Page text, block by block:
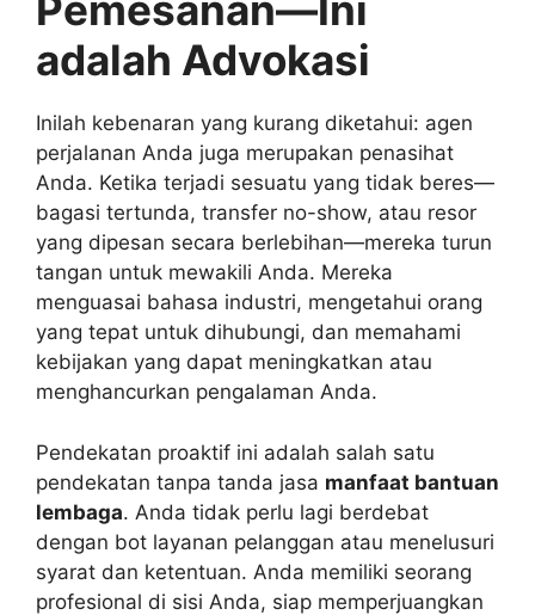
adalah Advokasi
Inilah kebenaran yang kurang diketahui: agen
perjalanan Anda juga merupakan penasihat
Anda. Ketika terjadi sesuatu yang tidak beres—
bagasi tertunda, transfer no-show, atau resor
yang dipesan secara berlebihan—mereka turun
tangan untuk mewakili Anda. Mereka
menguasai bahasa industri, mengetahui orang
yang tepat untuk dihubungi, dan memahami
kebijakan yang dapat meningkatkan atau
menghancurkan pengalaman Anda.
Pendekatan proaktif ini adalah salah satu
pendekatan tanpa tanda jasa manfaat bantuan
lembaga. Anda tidak perlu lagi berdebat
dengan bot layanan pelanggan atau menelusuri
syarat dan ketentuan. Anda memiliki seorang
profesional di sisi Anda, siap memperjuangkan